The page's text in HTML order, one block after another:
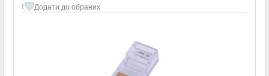
1 Додати до обраних